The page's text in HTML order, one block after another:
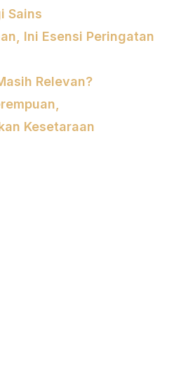
Sains
Ini Esensi Peringatan
Relevan?
Kesetaraan